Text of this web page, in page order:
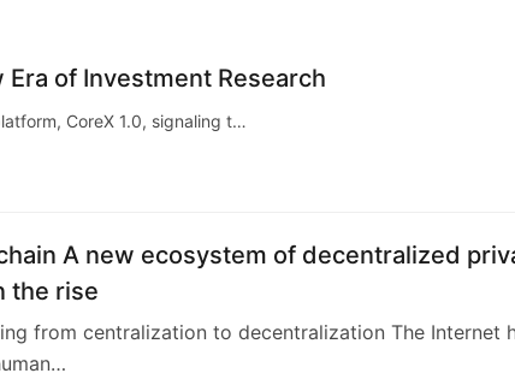
Era of Investment Research
CoreX 1.0, signaling t…
A new ecosystem of decentralized
on the rise
from centralization to decentralization The Internet